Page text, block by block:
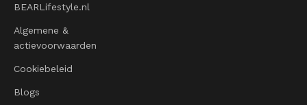
BEARLifestyle.nl
Algemene &
actievoorwaarden
Cookiebeleid
Blogs